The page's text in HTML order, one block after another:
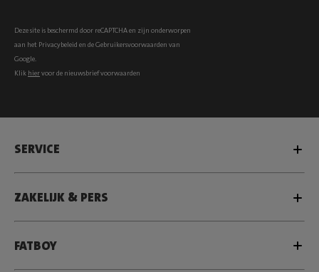
Deze site is beschermd door reCAPTCHA en zijn onderworpen
aan het Privacybeleid en deGebruikersvoorwaarden van
Google.
Klik hiervoor de nieuwsbrief voorwaarden
SERVICE
ZAKELIJK & PERS
FATBOY